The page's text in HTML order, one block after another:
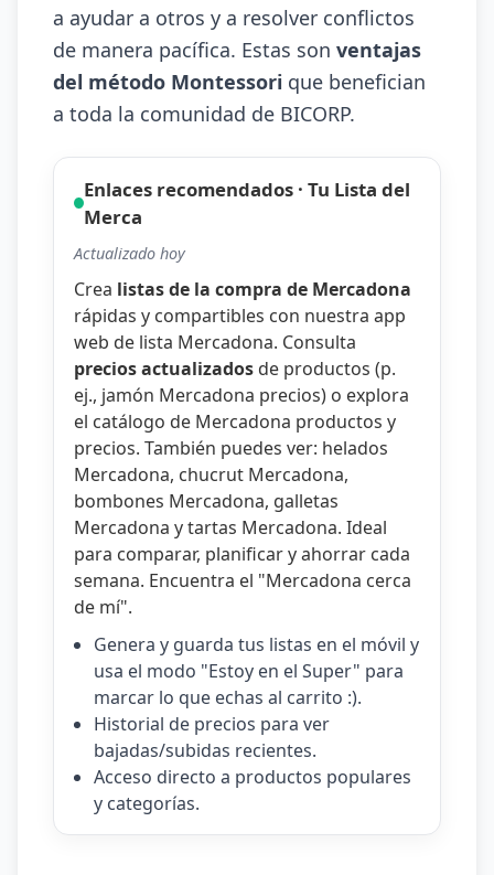
a ayudar a otros y a resolver conflictos
de manera pacífica. Estas son ventajas
del método Montessori que benefician
a toda la comunidad de BICORP.
Enlaces recomendados · Tu Lista del
Merca
Actualizado hoy
Crea listas de la compra de Mercadona
rápidas y compartibles con nuestra app
web de lista Mercadona. Consulta
precios actualizados de productos (p.
ej., jamón Mercadona precios) o explora
el catálogo de Mercadona productos y
precios. También puedes ver: helados
Mercadona, chucrut Mercadona,
bombones Mercadona, galletas
Mercadona ytartas Mercadona. Ideal
para comparar, planificar y ahorrar cada
semana. Encuentra el "Mercadona cerca
de mí".
Genera y guarda tus listas en el móvil y
usa el modo "Estoy en el Super" para
marcar lo que echas al carrito :).
Historial de precios para ver
bajadas/subidas recientes.
Acceso directo a productos populares
y categorías.